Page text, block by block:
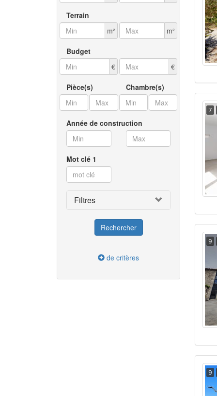
Terrain
m²
m²
Budget
€
€
Pièce(s) Chambre(s)
Année de construction
Mot clé 1
Filtres
de critères
7
9
9